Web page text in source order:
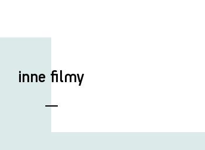
inne filmy